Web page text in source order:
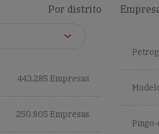
Por distrito
443,285 Empresas
250,805 Empresas